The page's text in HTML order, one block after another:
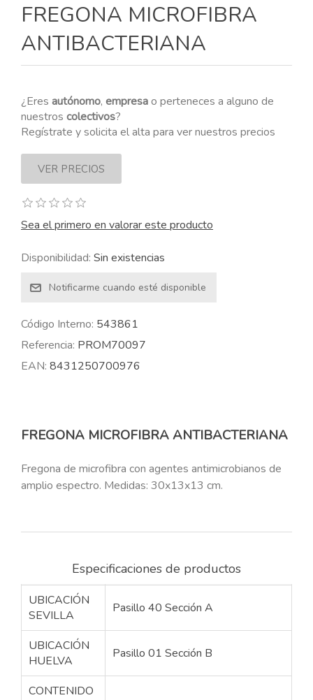
FREGONA MICROFIBRA
ANTIBACTERIANA
¿Eres autónomo, empresao perteneces a alguno de
nuestros colectivos?
Regístrate y solicita el alta para ver nuestros precios
Sea el primero en valorar este producto
Disponibilidad: Sin existencias
Código Interno: 543861
Referencia: PROM70097
EAN: 8431250700976
FREGONA MICROFIBRA ANTIBACTERIANA
Fregona de microfibra con agentes antimicrobianos de
amplio espectro. Medidas: 30x13x13 cm.
Especificaciones de productos
UBICACIÓN
SEVILLA
Pasillo 40 Sección A
UBICACIÓN
HUELVA
Pasillo 01 Sección B
CONTENIDO